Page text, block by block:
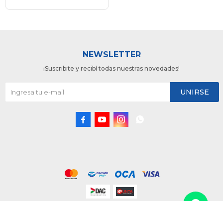
NEWSLETTER
¡Suscribite y recibí todas nuestras novedades!
UNIRSE
  